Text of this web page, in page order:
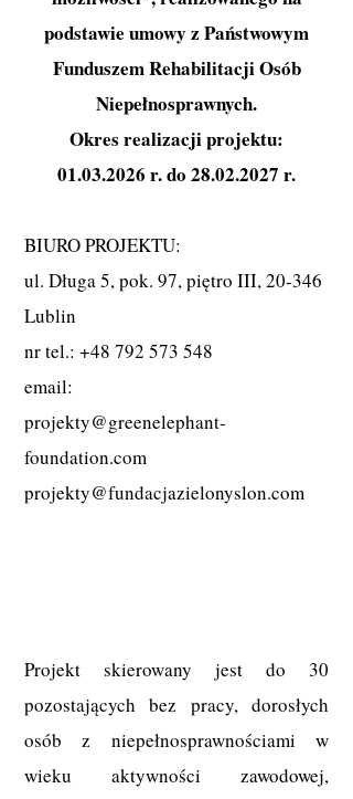
podstawie umowy z Państwowym
Funduszem Rehabilitacji Osób
Niepełnosprawnych.
Okres realizacji projektu:
01.03.2026 r. do 28.02.2027 r.
BIURO PROJEKTU:
ul. Długa 5, pok. 97, piętro III, 20-346
Lublin
nr tel.: +48 792 573 548
email:
projekty@greenelephant-
foundation.com
projekty@fundacjazielonyslon.com
Projekt skierowany jest do 30
pozostających bez pracy, dorosłych
osób z niepełnosprawnościami w
wieku aktywności zawodowej,